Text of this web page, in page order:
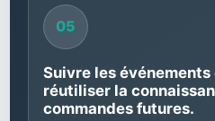
Suivre les
réutiliser la
commandes futures.